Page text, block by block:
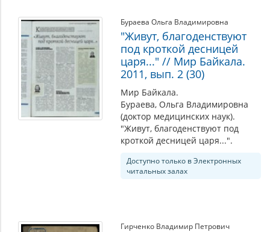
Бураева Ольга Владимировна
"Живут, благоденствуют
под кроткой десницей
царя..." // Мир Байкала.
2011, вып. 2 (30)
Мир Байкала.
Бураева, Ольга Владимировна
(доктор медицинских наук).
"Живут, благоденствуют под
кроткой десницей царя...".
Доступно только в Электронных
читальных залах
Гирченко Владимир Петрович